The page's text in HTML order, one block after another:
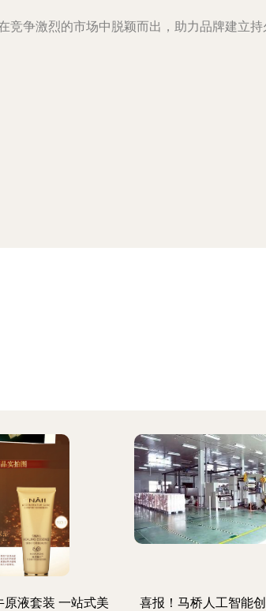
争激烈的市场中脱颖而出，助力品牌建立持
原液套装 一站式美
喜报！马桥人工智能